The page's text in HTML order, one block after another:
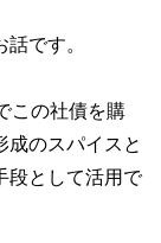
です。
この社債を購
成のスパイスと
段として活用で